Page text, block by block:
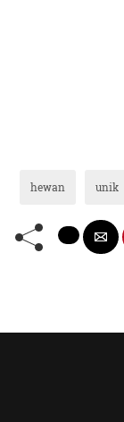
hewan unik